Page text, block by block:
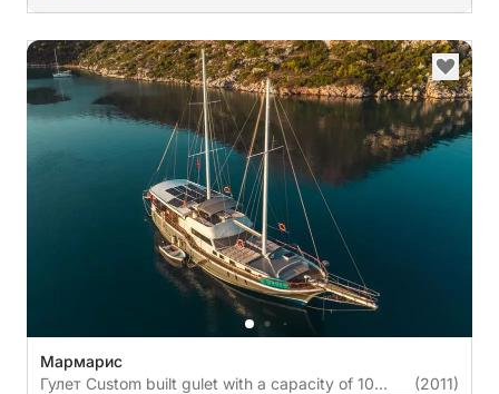
Мармарис
Гулет Custom built gulet with a capacity of 10
(2011)